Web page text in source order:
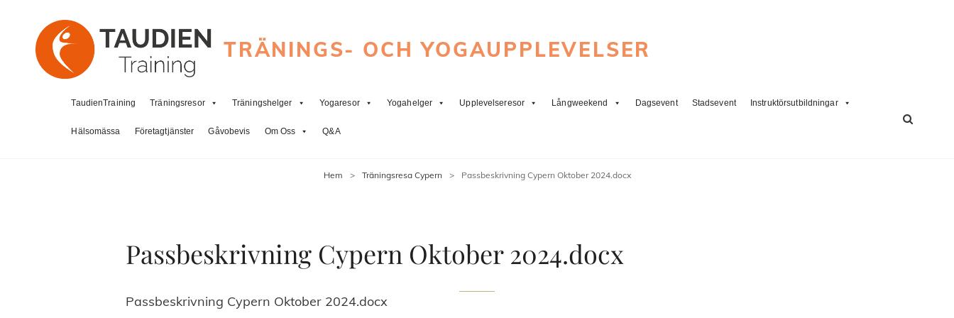
TRÄNINGS- OCH YOGAUPPLEVELSER
TaudienTraining Träningsresor Träningshelger Yogaresor Yogahelger Upplevelseresor Långweekend Dagsevent Stadsevent Instruktörsutbildningar
Hälsomässa Företagtjänster Gåvobevis Om Oss Q&A
Hem > Träningsresa Cypern > Passbeskrivning Cypern Oktober 2024.docx
Passbeskrivning Cypern Oktober 2024.docx
Passbeskrivning Cypern Oktober 2024.docx